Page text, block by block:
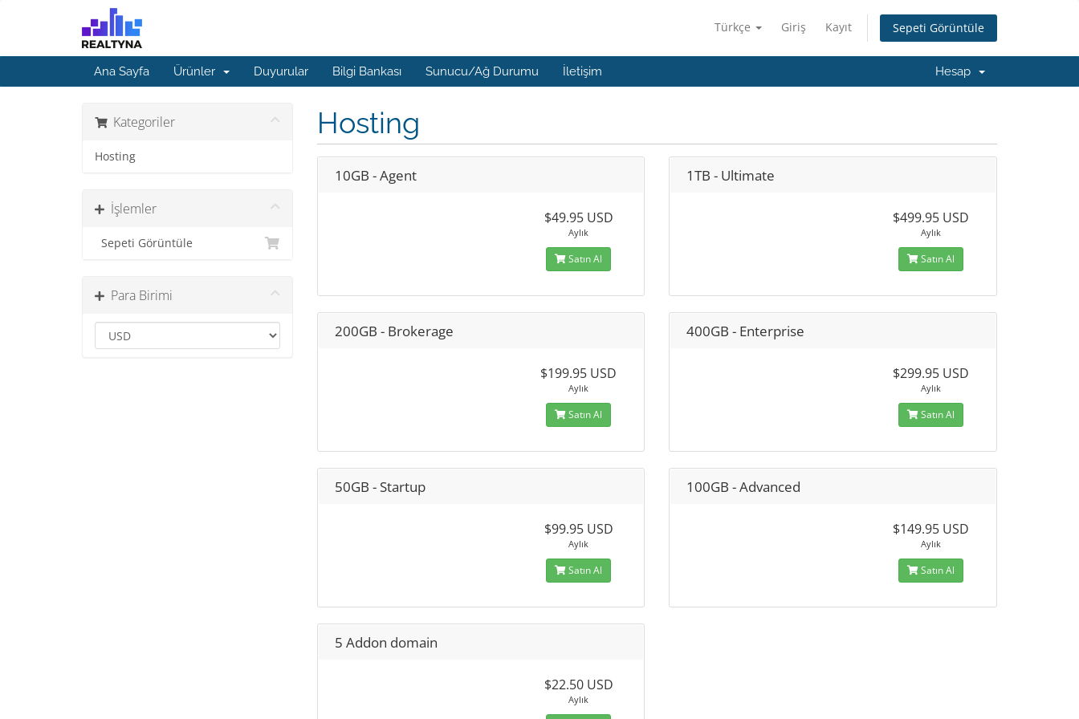
Türkçe Giriş Kayıt Sepeti Görüntüle
Ana Sayfa Ürünler Duyurular Bilgi Bankası Sunucu/Ağ Durumu İletişim Hesap
Kategoriler
Hosting
İşlemler
Sepeti Görüntüle
Para Birimi
Hosting
10GB - Agent
$49.95 USD
Aylık
Satın Al
1TB - Ultimate
$499.95 USD
Aylık
Satın Al
200GB - Brokerage
$199.95 USD
Aylık
Satın Al
400GB - Enterprise
$299.95 USD
Aylık
Satın Al
50GB - Startup
$99.95 USD
Aylık
Satın Al
100GB - Advanced
$149.95 USD
Aylık
Satın Al
5 Addon domain
$22.50 USD
Aylık